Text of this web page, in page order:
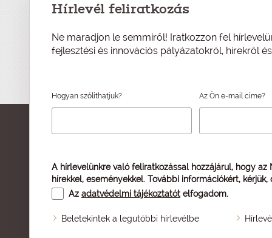
Hírlevél feliratkozás
Ne maradjon le semmiről! Iratkozzon fel
fejlesztési és innovációs pályázatokról, hírekről
Hogyan szólíthatjuk? Az Ön e-mail címe?
A hírlevelünkre való feliratkozással hozzájárul, hogy
hírekkel, eseményekkel. További információkért, kérjük,
Az adatvédelmi tájékoztatót elfogadom.
Beletekintek a legutóbbi hírlevélbe